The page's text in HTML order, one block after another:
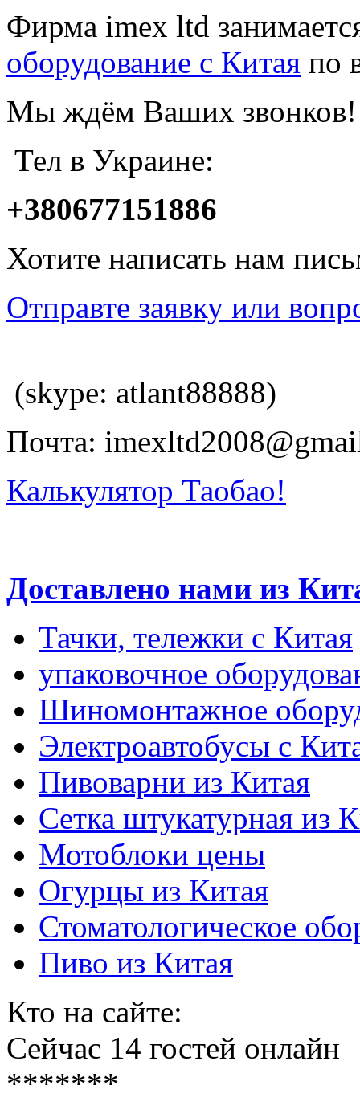
Фирма imex ltd
оборудование с Китая по
Мы ждём Ваших звонков!
Тел в Украине:
+380677151886
Хотите написать нам
Отправте заявку или
(skype: atlant88888)
Почта:
Калькулятор Таобао!
Доставлено нами из
Тачки, тележки с Китая
упаковочное
Шиномонтажное
Электроавтобусы с
Пивоварни из Китая
Сетка штукатурная из
Мотоблоки цены
Огурцы из Китая
Стоматологическое
Пиво из Китая
Кто на сайте:
Сейчас 14 гостей онлайн
*******